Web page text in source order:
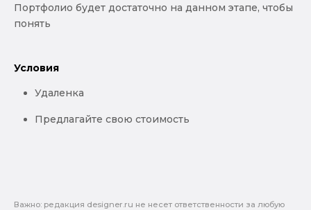
Портфолио будет достаточно на данном этапе, чтобы
понять
Условия
Удаленка
Предлагайте свою стоимость
Важно: pедакция designer.ru не несет ответственности за любую